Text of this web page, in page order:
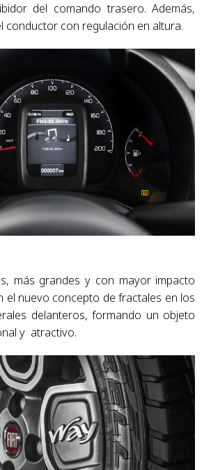
del comando trasero. Además,
conductor con regulación en altura.
más grandes y con mayor impacto
el nuevo concepto de fractales en los
delanteros, formando un objeto
y atractivo.